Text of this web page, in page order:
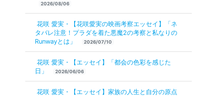
2026/08/06
花咲 愛実・【花咲愛実の映画考察エッセイ】「ネ
タバレ注意！プラダを着た悪魔2の考察と私なりの
Runwayとは」
2026/07/10
花咲 愛実・【エッセイ】「都会の色彩を感じた
日」
2026/06/06
花咲 愛実・【エッセイ】家族の人生と自分の原点